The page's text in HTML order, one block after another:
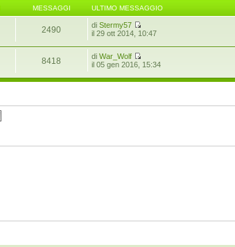
MESSAGGI ULTIMO MESSAGGIO
2490 diStermy57
il 29 ott 2014, 10:47
8418 diWar_Wolf
il 05 gen 2016, 15:34